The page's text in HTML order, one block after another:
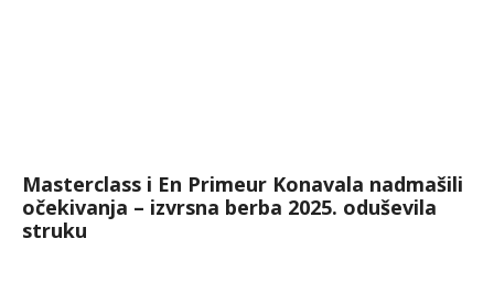
Masterclass i En Primeur Konavala nadmašili
očekivanja – izvrsna berba 2025. oduševila
struku